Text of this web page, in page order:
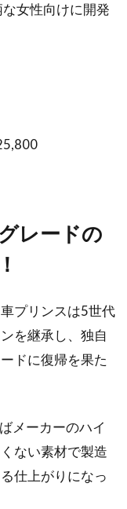
女性向けに開発
レードの
プリンスは5世代
を継承し、独自
ドに復帰を果た
メーカーのハイ
ない素材で製造
仕上がりになっ